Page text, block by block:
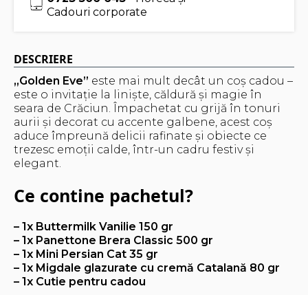
Cadouri corporate
DESCRIERE
„Golden Eve” este mai mult decât un coș cadou –
este o invitație la liniște, căldură și magie în
seara de Crăciun. Împachetat cu grijă în tonuri
aurii și decorat cu accente galbene, acest coș
aduce împreună delicii rafinate și obiecte ce
trezesc emoții calde, într-un cadru festiv și
elegant.
Ce contine pachetul?
– 1x Buttermilk Vanilie 150 gr
– 1x Panettone Brera Classic 500 gr
– 1x Mini Persian Cat 35 gr
– 1x Migdale glazurate cu cremă Catalană 80 gr
– 1x Cutie pentru cadou